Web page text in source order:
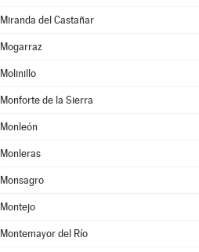
Miranda del Castañar
Mogarraz
Molinillo
Monforte de la Sierra
Monleón
Monleras
Monsagro
Montejo
Montemayor del Río